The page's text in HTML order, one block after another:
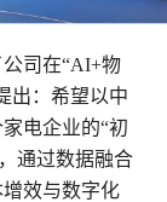
司在“AI+物
出：希望以中
电企业的“初
通过数据融合
效与数字化